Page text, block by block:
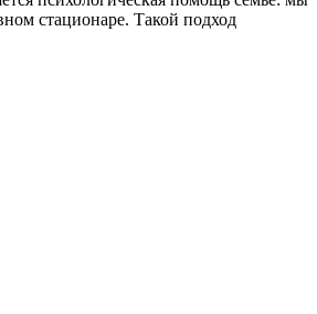
стационаре. Такой подход